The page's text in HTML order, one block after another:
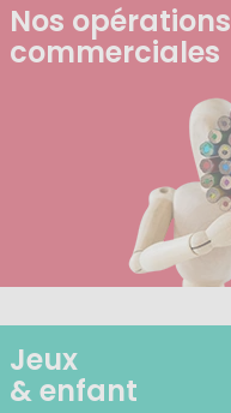
Nos opérations
commerciales
Jeux
& enfant